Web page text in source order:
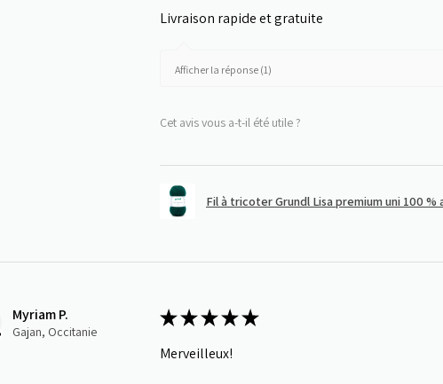
Livraison rapide et gratuite
Afficher la réponse (1)
Cet avis vous a-t-il été utile ?
Fil à tricoter Grundl Lisa premium uni 100 %
Myriam P.
Gajan, Occitanie
★★★★★
Merveilleux!